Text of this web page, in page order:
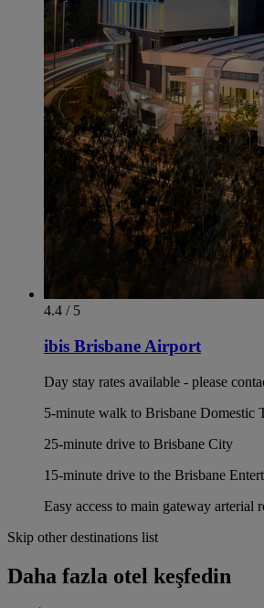
4.4 / 5
ibis Brisbane Airport
Day stay rates available - please
5-minute walk to Brisbane Domestic
25-minute drive to Brisbane City
15-minute drive to the Brisbane
Easy access to main gateway arterial
Skip other destinations list
Daha fazla otel keşfedin